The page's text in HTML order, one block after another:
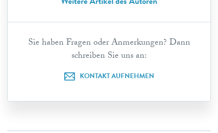
Sie haben Fragen oder Anmerkungen? Dann
schreiben Sie uns an:
KONTAKT AUFNEHMEN